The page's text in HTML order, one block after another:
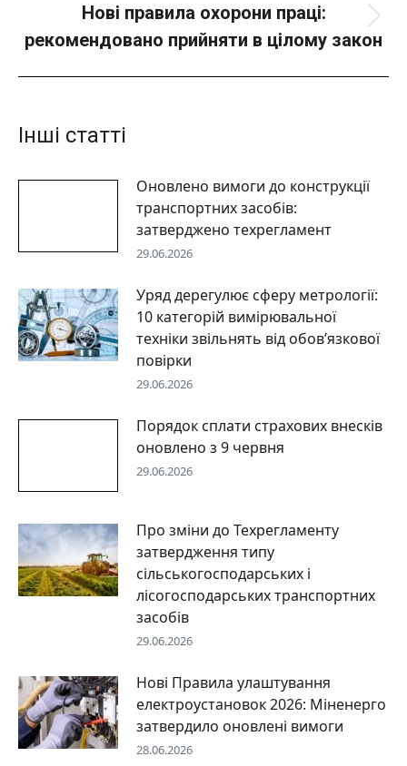
Next
post:
Нові правила охорони праці:
рекомендовано прийняти в цілому закон
Інші статті
Оновлено вимоги до конструкції
транспортних засобів:
затверджено техрегламент
29.06.2026
Уряд дерегулює сферу метрології:
10 категорій вимірювальної
техніки звільнять від обов’язкової
повірки
29.06.2026
Порядок сплати страхових внесків
оновлено з 9 червня
29.06.2026
Про зміни до Техрегламенту
затвердження типу
сільськогосподарських і
лісогосподарських транспортних
засобів
29.06.2026
Нові Правила улаштування
електроустановок 2026: Міненерго
затвердило оновлені вимоги
28.06.2026